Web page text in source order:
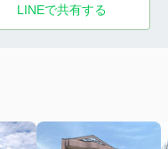
LINEで共有する